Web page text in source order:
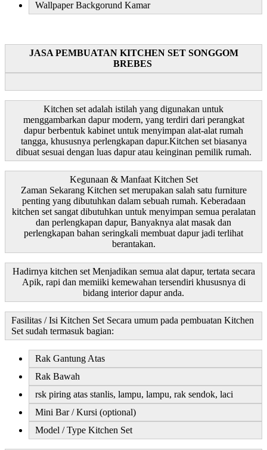
Wallpaper Backgorund Kamar
JASA PEMBUATAN KITCHEN SET SONGGOM
BREBES
Kitchen set adalah istilah yang digunakan untuk
menggambarkan dapur modern, yang terdiri dari perangkat
dapur berbentuk kabinet untuk menyimpan alat-alat rumah
tangga, khususnya perlengkapan dapur.Kitchen set biasanya
dibuat sesuai dengan luas dapur atau keinginan pemilik rumah.
Kegunaan & Manfaat Kitchen Set
Zaman Sekarang Kitchen set merupakan salah satu furniture
penting yang dibutuhkan dalam sebuah rumah. Keberadaan
kitchen set sangat dibutuhkan untuk menyimpan semua peralatan
dan perlengkapan dapur, Banyaknya alat masak dan
perlengkapan bahan seringkali membuat dapur jadi terlihat
berantakan.
Hadirnya kitchen set Menjadikan semua alat dapur, tertata secara
Apik, rapi dan memiiki kemewahan tersendiri khususnya di
bidang interior dapur anda.
Fasilitas / Isi Kitchen Set Secara umum pada pembuatan Kitchen
Set sudah termasuk bagian:
Rak Gantung Atas
Rak Bawah
rsk piring atas stanlis, lampu, lampu, rak sendok, laci
Mini Bar / Kursi (optional)
Model / Type Kitchen Set